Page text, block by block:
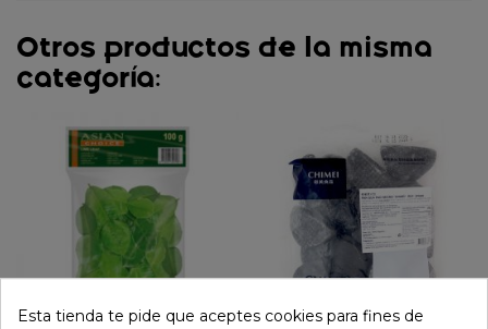
Otros productos de la misma
categoría:
Esta tienda te pide que aceptes cookies para fines de